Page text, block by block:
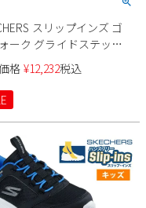
スリップインズ ゴ
ーク グライドステップ
ック 216660 メンズ
格 ¥12,232税込